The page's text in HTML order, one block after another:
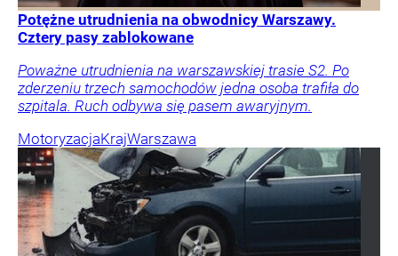
Potężne utrudnienia na obwodnicy Warszawy.
Cztery pasy zablokowane
Poważne utrudnienia na warszawskiej trasie S2. Po
zderzeniu trzech samochodów jedna osoba trafiła do
szpitala. Ruch odbywa się pasem awaryjnym.
MotoryzacjaKrajWarszawa